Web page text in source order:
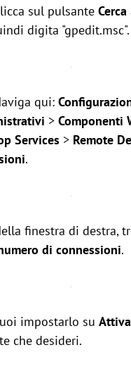
sul pulsante Cerca
digita "gpedit.msc".
qui:
> Componenti
Services > Remote
.
finestra di destra,
di connessioni.
impostarlo su
che desideri.